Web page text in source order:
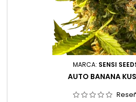
MARCA: SENSI
AUTO BANANA